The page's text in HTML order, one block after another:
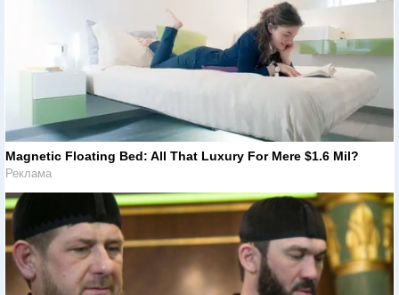
Magnetic Floating Bed: All That Luxury For Mere $1.6 Mil?
Реклама